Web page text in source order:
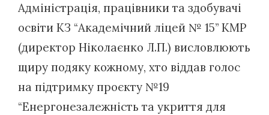
Адміністрація, працівники та здобувачі
освіти КЗ “Академічний ліцей № 15” КМР
(директор Ніколаєнко Л.П.) висловлюють
щиру подяку кожному, хто віддав голос
на підтримку проєкту №19
“Енергонезалежність та укриття для